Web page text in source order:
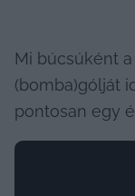
Mi búcsúként
(bomba)gólját
pontosan egy